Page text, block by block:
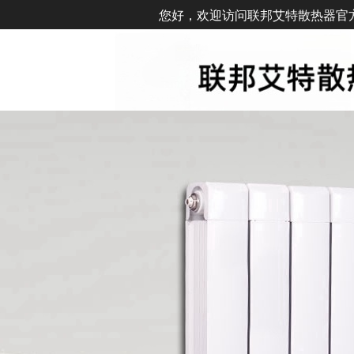
您好，欢迎访问联邦艾特散热器官